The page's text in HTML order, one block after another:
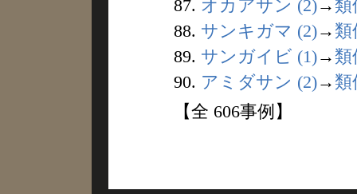
87. オカアサン (2)→ 類
88. サンキガマ (2)→ 類
89. サンガイビ (1)→ 類
90. アミダサン (2)→ 類
【全 606事例】